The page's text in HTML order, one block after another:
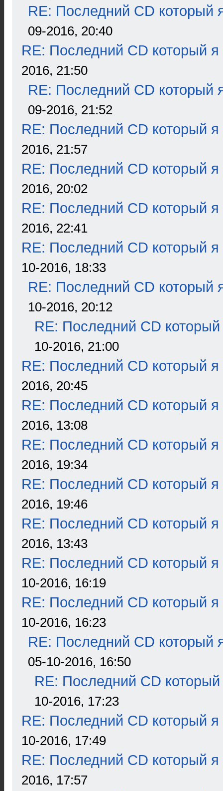
RE: Последний CD который
09-2016, 20:40
RE: Последний CD который я
2016, 21:50
RE: Последний CD который
09-2016, 21:52
RE: Последний CD который я
2016, 21:57
RE: Последний CD который я
2016, 20:02
RE: Последний CD который я
2016, 22:41
RE: Последний CD который я
10-2016, 18:33
RE: Последний CD который
10-2016, 20:12
RE: Последний CD который
10-2016, 21:00
RE: Последний CD который я
2016, 20:45
RE: Последний CD который я
2016, 13:08
RE: Последний CD который я
2016, 19:34
RE: Последний CD который я
2016, 19:46
RE: Последний CD который я
2016, 13:43
RE: Последний CD который я
10-2016, 16:19
RE: Последний CD который я
10-2016, 16:23
RE: Последний CD который
05-10-2016, 16:50
RE: Последний CD который
10-2016, 17:23
RE: Последний CD который я
10-2016, 17:49
RE: Последний CD который я
2016, 17:57